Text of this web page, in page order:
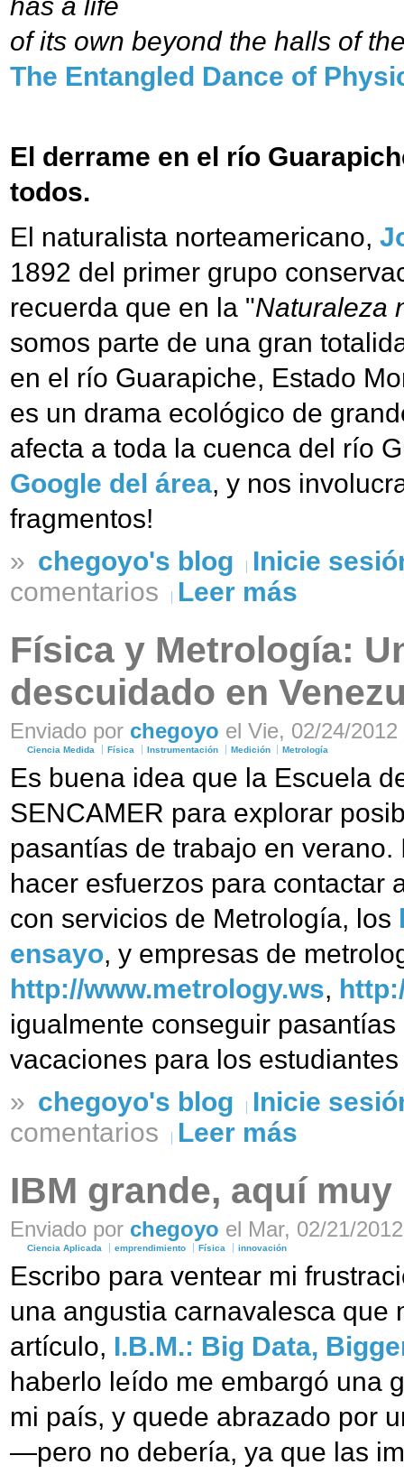
of its own beyond the halls of
The Entangled Dance of
El derrame en el río
todos.
El naturalista norteamericano,
1892 del primer grupo
recuerda que en la "Naturaleza
somos parte de una gran
en el río Guarapiche, Estado
es un drama ecológico de
afecta a toda la cuenca del río
Google del área, y nos
fragmentos!
» chegoyo's blog
Inicie
comentarios
Leer más
Física y Metrología:
descuidado en
Enviado por chegoyo el Vie, 02/24/
Ciencia Medida Física Instrumentación Medición Metrología
Es buena idea que la Escuela
SENCAMER para explorar
pasantías de trabajo en
hacer esfuerzos para contactar
con servicios de Metrología, los
ensayo, y empresas de
http://www.metrology.ws,
igualmente conseguir
vacaciones para los
» chegoyo's blog
Inicie
comentarios
Leer más
IBM grande, aquí
Enviado por chegoyo el Mar, 02/21/
Ciencia Aplicada emprendimiento Física innovación
Escribo para ventear mi
una angustia carnavalesca que
artículo, I.B.M.: Big Data,
haberlo leído me embargó una
mi país, y quede abrazado por
—pero no debería, ya que las